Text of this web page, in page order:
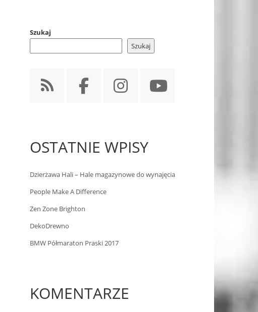
Szukaj
Szukaj
OSTATNIE WPISY
Dzierżawa Hali – Hale magazynowe do wynajęcia
People Make A Difference
Zen Zone Brighton
DekoDrewno
BMW Półmaraton Praski 2017
KOMENTARZE